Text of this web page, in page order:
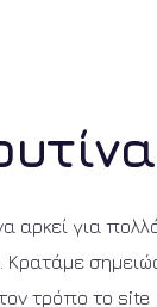
αρκεί για
τρόπο το site